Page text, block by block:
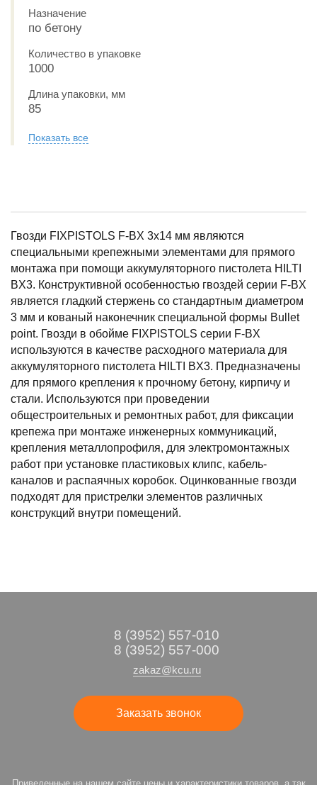
Назначение
по бетону
Количество в упаковке
1000
Длина упаковки, мм
85
Показать все
Гвозди FIXPISTOLS F-BX 3x14 мм являются
специальными крепежными элементами для прямого
монтажа при помощи аккумуляторного пистолета HILTI
BX3. Конструктивной особенностью гвоздей серии F-BX
является гладкий стержень со стандартным диаметром
3 мм и кованый наконечник специальной формы Bullet
point. Гвозди в обойме FIXPISTOLS серии F-BX
используются в качестве расходного материала для
аккумуляторного пистолета HILTI BX3. Предназначены
для прямого крепления к прочному бетону, кирпичу и
стали. Используются при проведении
общестроительных и ремонтных работ, для фиксации
крепежа при монтаже инженерных коммуникаций,
крепления металлопрофиля, для электромонтажных
работ при установке пластиковых клипс, кабель-
каналов и распаячных коробок. Оцинкованные гвозди
подходят для пристрелки элементов различных
конструкций внутри помещений.
8 (3952) 557-010
8 (3952) 557-000
zakaz@kcu.ru
Заказать звонок